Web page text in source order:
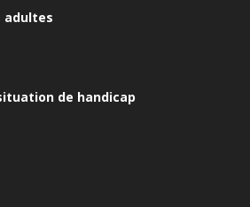
adultes
de handicap